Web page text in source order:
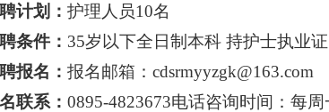
计划： 护理 人员10名
条件： 35岁以下全日制本科 持护士执业
报名： 报名邮箱： cdsrmyyzgk@163.com
联系： 0895-4823673电话咨询时间：每